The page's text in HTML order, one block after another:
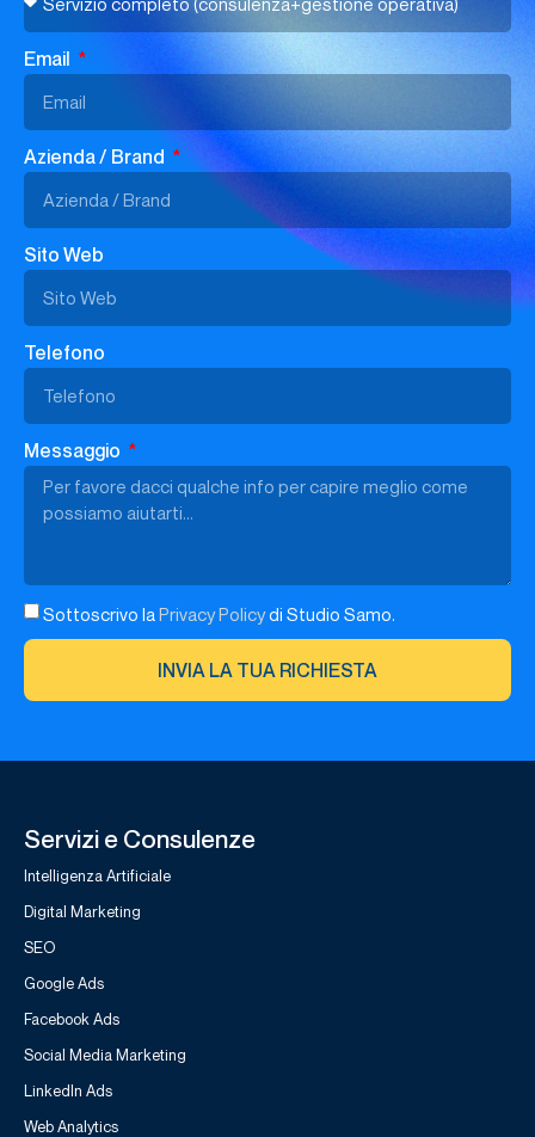
Email
Azienda / Brand
Sito Web
Telefono
Messaggio
Sottoscrivo laPrivacy Policydi Studio Samo.
INVIA LA TUA RICHIESTA
Servizi e Consulenze
Intelligenza Artificiale
Digital Marketing
SEO
Google Ads
Facebook Ads
Social Media Marketing
LinkedIn Ads
Web Analytics